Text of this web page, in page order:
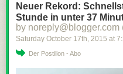
Neuer Rekord:
Stunde in unter 37
by
Saturday October 17th, 2015 at
Der Postillon - Abo